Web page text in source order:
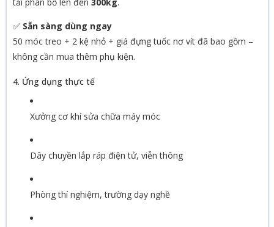
✅ Sẵn sàng dùng ngay
50 móc treo + 2 kệ nhỏ + giá đựng tuốc nơ vít đã bao gồm –
không cần mua thêm phụ kiện.
4. Ứng dụng thực tế
Xưởng cơ khí sửa chữa máy móc
Dây chuyền lắp ráp điện tử, viễn thông
Phòng thí nghiệm, trường dạy nghề